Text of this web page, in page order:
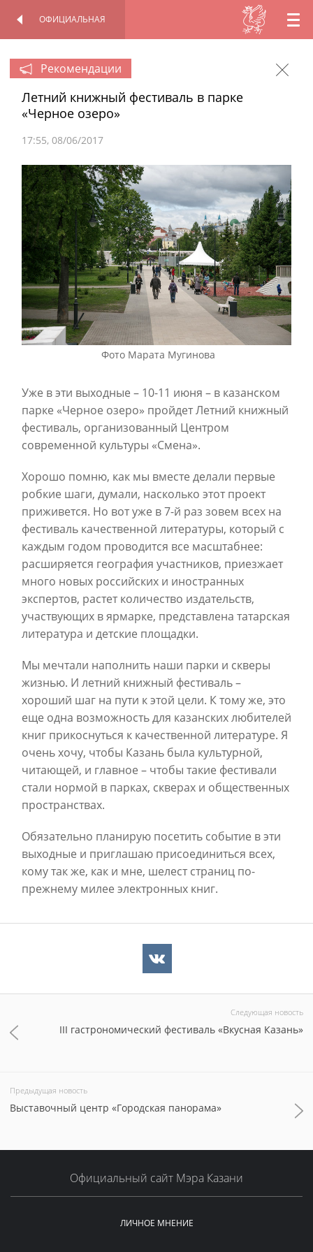
RU
ОФИЦИАЛЬНАЯ
Рекомендации
Летний книжный фестиваль в парке
«Черное озеро»
17:55 08/06/2017
Фото Марата Мугинова
Уже в эти выходные – 10-11 июня – в казанском
парке «Черное озеро» пройдет Летний книжный
фестиваль, организованный Центром
современной культуры «Смена».
Хорошо помню, как мы вместе делали первые
робкие шаги, думали, насколько этот проект
приживется. Но вот уже в 7-й раз зовем всех на
фестиваль качественной литературы, который с
каждым годом проводится все масштабнее:
расширяется география участников, приезжает
много новых российских и иностранных
экспертов, растет количество издательств,
участвующих в ярмарке, представлена татарская
литература и детские площадки.
Мы мечтали наполнить наши парки и скверы
жизнью. И летний книжный фестиваль –
хороший шаг на пути к этой цели. К тому же, это
еще одна возможность для казанских любителей
книг прикоснуться к качественной литературе. Я
очень хочу, чтобы Казань была культурной,
читающей, и главное – чтобы такие фестивали
стали нормой в парках, скверах и общественных
пространствах.
Обязательно планирую посетить событие в эти
выходные и приглашаю присоединиться всех,
кому так же, как и мне, шелест страниц по-
прежнему милее электронных книг.
Следующая новость
III гастрономический фестиваль «Вкусная Казань»
Предыдущая новость
Выставочный центр «Городская панорама»
Официальный сайт Мэра Казани
ЛИЧНОЕ МНЕНИЕ
ПЕРСОНАЛЬНАЯ
ОФИЦИАЛЬНАЯ